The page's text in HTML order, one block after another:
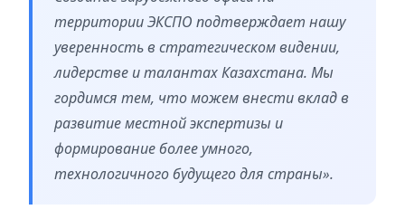
территории ЭКСПО подтверждает нашу
уверенность в стратегическом видении,
лидерстве и талантах Казахстана. Мы
гордимся тем, что можем внести вклад в
развитие местной экспертизы и
формирование более умного,
технологичного будущего для страны».